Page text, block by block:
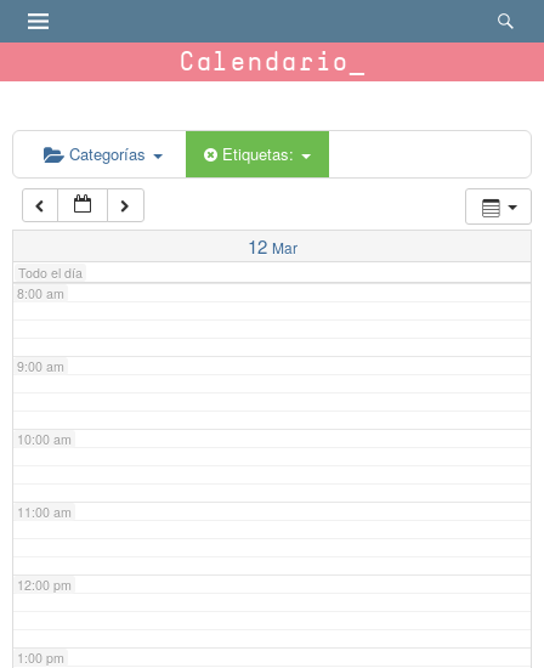
Calendario
Categorías Etiquetas:
12 Mar
Todo el día
6:00 am
7:00 am
8:00 am
9:00 am
10:00 am
11:00 am
12:00 pm
1:00 pm